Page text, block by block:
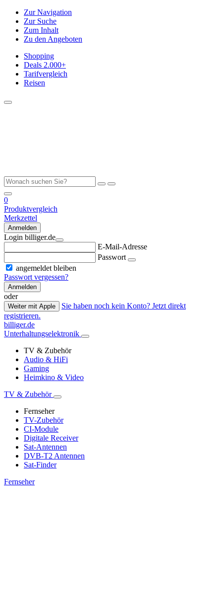
Zur Navigation
Zur Suche
Zum Inhalt
Zu den Angeboten
Shopping
Deals 2.000+
Tarifvergleich
Reisen
0
Produktvergleich
Merkzettel
Anmelden
Login billiger.de
E-Mail-Adresse
Passwort
angemeldet bleiben
Passwort vergessen?
Anmelden
oder
Weiter mit Apple
Sie haben noch kein Konto? Jetzt direkt
registrieren.
billiger.de
Unterhaltungselektronik
TV & Zubehör
Audio & HiFi
Gaming
Heimkino & Video
TV & Zubehör
Fernseher
TV-Zubehör
CI-Module
Digitale Receiver
Sat-Antennen
DVB-T2 Antennen
Sat-Finder
Fernseher